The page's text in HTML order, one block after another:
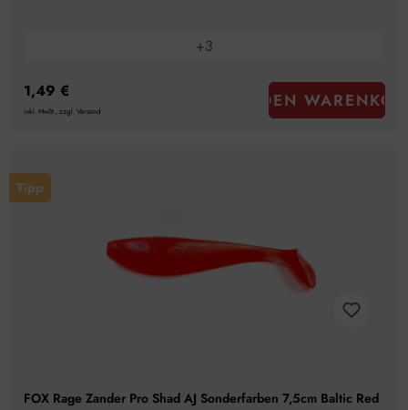
+3
1,49 €
inkl. MwSt., zzgl. Versand IN DEN
Tipp
FOX Rage Zander Pro Shad AJ Sonderfarben 7,5cm Baltic Red